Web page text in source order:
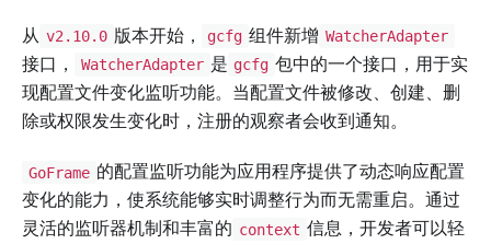
从 v2.10.0 版本开始， gcfg 组件新增 WatcherAdapter
接口， WatcherAdapter 是 gcfg 包中的一个接口，用于实
现配置文件变化监听功能。当配置文件被修改、创建、删
除或权限发生变化时，注册的观察者会收到通知。
GoFrame 的配置监听功能为应用程序提供了动态响应配置
变化的能力，使系统能够实时调整行为而无需重启。通过
灵活的监听器机制和丰富的 context 信息，开发者可以轻